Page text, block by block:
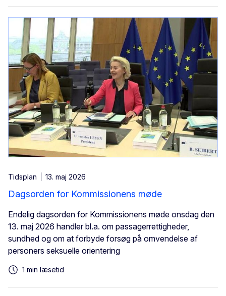
Tidsplan 13. maj 2026
Dagsorden for Kommissionens møde
Endelig dagsorden for Kommissionens møde onsdag den
13. maj 2026 handler bl.a. om passagerrettigheder,
sundhed og om at forbyde forsøg på omvendelse af
personers seksuelle orientering
1 min læsetid